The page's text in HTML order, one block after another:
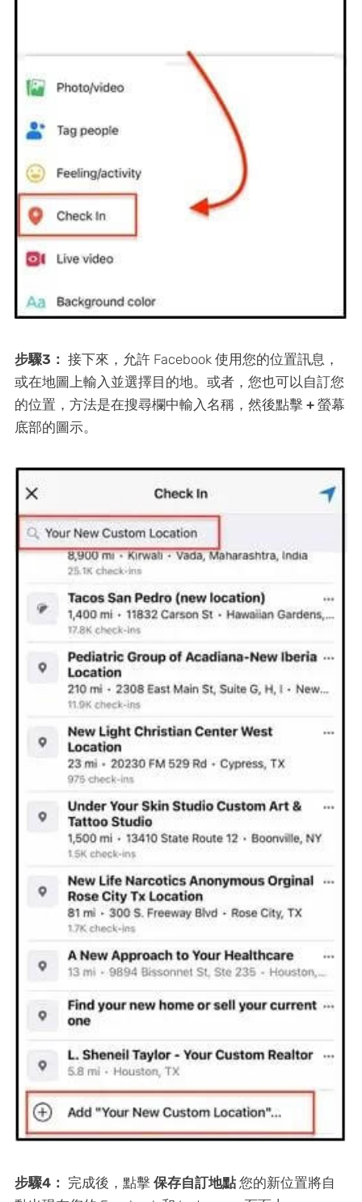
步驟3： 接下來，允許 Facebook 使用您的位置訊息，
或在地圖上輸入並選擇目的地。或者，您也可以自訂您
的位置，方法是在搜尋欄中輸入名稱，然後點擊 + 螢幕
底部的圖示。
步驟4： 完成後，點擊 保存自訂地點您的新位置將自